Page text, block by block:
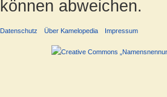
können abweichen.
Datenschutz Über Kamelopedia Impressum